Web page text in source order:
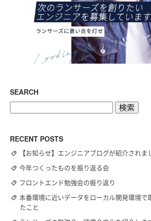
SEARCH
RECENT POSTS
【お知らせ】エンジニアブログが紹介されま
今年つくったものを振り返る会
フロントエンド勉強会の振り返り
本番環境に近いデータをローカル開発環境で
たこと